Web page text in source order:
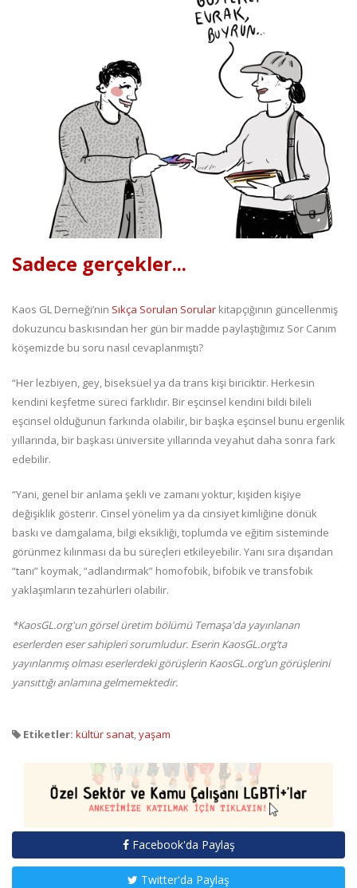
Sadece gerçekler...
Kaos GL Derneği’nin Sıkça Sorulan Sorular kitapçığının güncellenmiş
dokuzuncu baskısından her gün bir madde paylaştığımız Sor Canım
köşemizde bu soru nasıl cevaplanmıştı?
“Her lezbiyen, gey, biseksüel ya da trans kişi biriciktir. Herkesin
kendini keşfetme süreci farklıdır. Bir eşcinsel kendini bildi bileli
eşcinsel olduğunun farkında olabilir, bir başka eşcinsel bunu ergenlik
yıllarında, bir başkası üniversite yıllarında veyahut daha sonra fark
edebilir.
“Yani, genel bir anlama şekli ve zamanı yoktur, kişiden kişiye
değişiklik gösterir. Cinsel yönelim ya da cinsiyet kimliğine dönük
baskı ve damgalama, bilgi eksikliği, toplumda ve eğitim sisteminde
görünmez kılınması da bu süreçleri etkileyebilir. Yanı sıra dışarıdan
“tanı” koymak, “adlandırmak” homofobik, bifobik ve transfobik
yaklaşımların tezahürleri olabilir.
*KaosGL.org'un görsel üretim bölümü Temaşa'da yayınlanan
eserlerden eser sahipleri sorumludur. Eserin KaosGL.org’ta
yayınlanmış olması eserlerdeki görüşlerin KaosGL.org’un görüşlerini
yansıttığı anlamına gelmemektedir.
Etiketler: kültür sanat,yaşam
Facebook'da Paylaş
Twitter'da Paylaş